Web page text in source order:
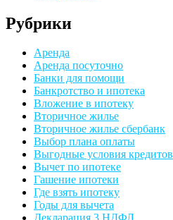
Рубрики
Аренда
Аренда посуточно
Банки для помощи
Банкротство и ипотека
Вложение в ипотеку
Вторичное жилье
Вторичное жилье сбербанк
Выбор плана оплаты
Выгодные условия кредитов
Вычет по ипотеке
Гашение ипотеки
Где взять ипотеку
Годы для вычета